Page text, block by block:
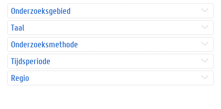
Onderzoeksgebied
Taal
Onderzoeksmethode
Tijdsperiode
Regio